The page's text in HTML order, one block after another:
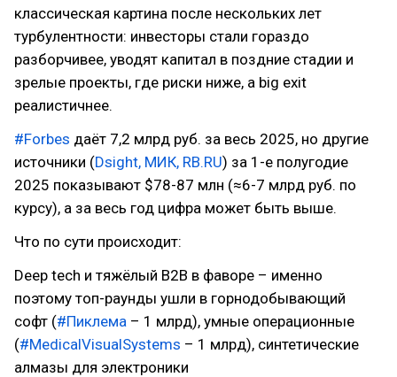
классическая картина после нескольких лет
турбулентности: инвесторы стали гораздо
разборчивее, уводят капитал в поздние стадии и
зрелые проекты, где риски ниже, а big exit
реалистичнее.
#Forbes даёт 7,2 млрд руб. за весь 2025, но другие
источники (Dsight, МИК, RB.RU) за 1-е полугодие
2025 показывают $78-87 млн (≈6-7 млрд руб. по
курсу), а за весь год цифра может быть выше.
Что по сути происходит:
Deep tech и тяжёлый B2B в фаворе – именно
поэтому топ-раунды ушли в горнодобывающий
софт (#Пиклема – 1 млрд), умные операционные
(#MedicalVisualSystems – 1 млрд), синтетические
алмазы для электроники